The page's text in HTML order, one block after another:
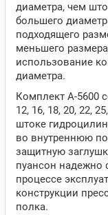
диаметра, чем
большего
подходящего
меньшего
использование
диаметра.
Комплект A-5600
12, 16, 18, 20, 22,
штоке
во внутреннюю
защитную
пуансон надежно
процессе
конструкции
полка.